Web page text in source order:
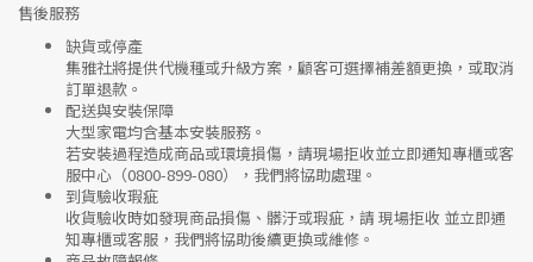
售後服務
缺貨或停產
集雅社將提供代機種或升級方案 ，顧客可選擇補差額更換，或取消
訂單退款。
配送與安裝保障
大型家電均含基本安裝服務。
若安裝過程造成商品或環境損傷，請現場拒收並立即通知專櫃或客
服中心 （0800-899-080），我們將協助處理。
到貨驗收瑕疵
收貨驗收時如發現商品損傷、髒汙或瑕疵 ，請 現場拒收 並立即通
知專櫃或客服，我們將協助後續更換或維修。